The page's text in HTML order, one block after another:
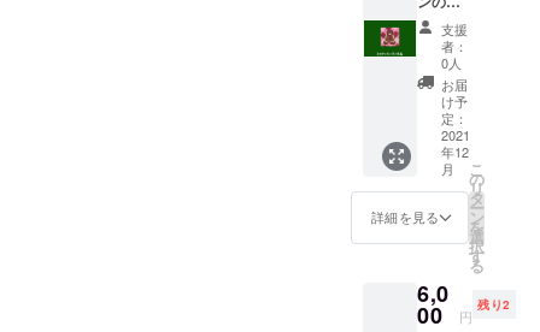
ニキャ
ンバス
原画。
アクリ
ル絵の
具。
（サイ
100×10
0mm）
支援
者：
0人
お届
け予
定：
2021
年12
月
詳細を見る
こ
の
リ
タ
ー
ン
を
選
択
す
る
6,0
00 円
残り2